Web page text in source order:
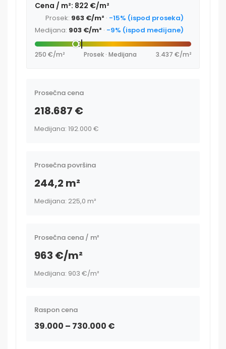
Cena / m²: 822 €/m²
Prosek: 963 €/m² · -15% (ispod proseka)
Medijana: 903 €/m² · -9% (ispod medijane)
250 €/m² Prosek · Medijana 3.437 €/m²
Prosečna cena
218.687 €
Medijana: 192.000 €
Prosečna površina
244,2 m²
Medijana: 225,0 m²
Prosečna cena / m²
963 €/m²
Medijana: 903 €/m²
Raspon cena
39.000 – 730.000 €